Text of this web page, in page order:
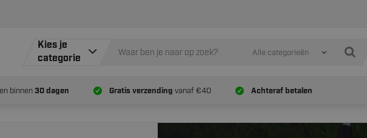
Kies je
categorie
Alle categorieën
binnen30 dagen Gratis verzending vanaf €40 Achteraf betalen